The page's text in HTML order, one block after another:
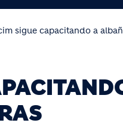
sigue capacitando a